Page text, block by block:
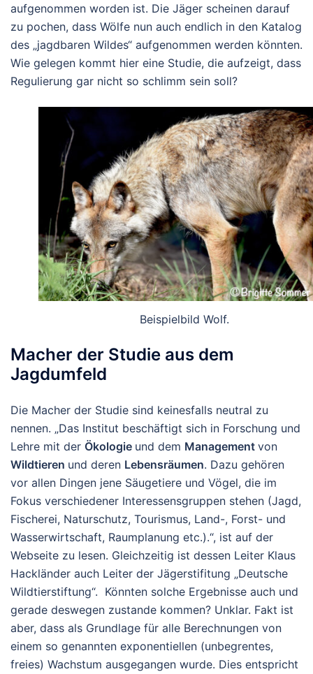
aufgenommen worden ist. Die Jäger scheinen darauf
zu pochen, dass Wölfe nun auch endlich in den Katalog
des „jagdbaren Wildes“ aufgenommen werden könnten.
Wie gelegen kommt hier eine Studie, die aufzeigt, dass
Regulierung gar nicht so schlimm sein soll?
Beispielbild Wolf.
Macher der Studie aus dem
Jagdumfeld
Die Macher der Studie sind keinesfalls neutral zu
nennen. „Das Institut beschäftigt sich in Forschung und
Lehre mit der Ökologie und dem Management von
Wildtieren und deren Lebensräumen. Dazu gehören
vor allen Dingen jene Säugetiere und Vögel, die im
Fokus verschiedener Interessensgruppen stehen (Jagd,
Fischerei, Naturschutz, Tourismus, Land-, Forst- und
Wasserwirtschaft, Raumplanung etc.).“, ist auf der
Webseite zu lesen. Gleichzeitig ist dessen Leiter Klaus
Hackländer auch Leiter der Jägerstifitung „Deutsche
Wildtierstiftung“. Könnten solche Ergebnisse auch und
gerade deswegen zustande kommen? Unklar. Fakt ist
aber, dass als Grundlage für alle Berechnungen von
einem so genannten exponentiellen (unbegrentes,
freies) Wachstum ausgegangen wurde. Dies entspricht